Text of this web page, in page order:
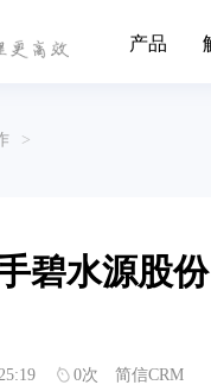
产品
全流程管理
及开发更多新...
字化传媒的发
的功能点
>
碧水源股
0次 简信CRM